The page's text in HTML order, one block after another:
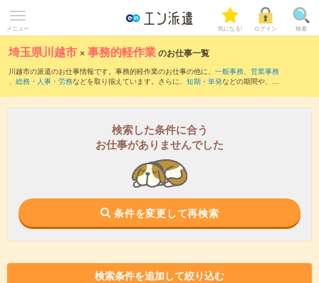
メニュー 気になる! ログイン 検索
埼玉県川越市 ×事務的軽作業のお仕事一覧
川越市の派遣のお仕事情報です。事務的軽作業のお仕事の他に、 一般事務、 営業事務
、 総務・人事・労務などを取り揃えています。さらに、 短期 ・ 単発などの期間や、 職
検索した条件に合う
お仕事がありませんでした
条件を変更して再検索
検索条件を追加して絞り込む